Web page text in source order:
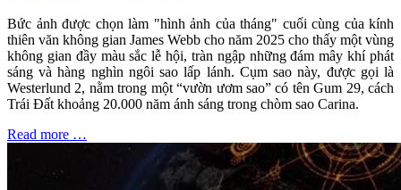
Bức ảnh được chọn làm "hình ảnh của tháng" cuối cùng của kính
thiên văn không gian James Webb cho năm 2025 cho thấy một vùng
không gian đầy màu sắc lễ hội, tràn ngập những đám mây khí phát
sáng và hàng nghìn ngôi sao lấp lánh. Cụm sao này, được gọi là
Westerlund 2, nằm trong một “vườn ươm sao” có tên Gum 29, cách
Trái Đất khoảng 20.000 năm ánh sáng trong chòm sao Carina.
Read more …